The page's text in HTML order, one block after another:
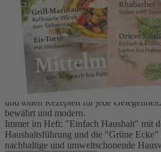
Bestellen Sie Ihr neues EINFACH
mindestens 6 Ausgaben und Sie
Rezeptbuch gratis. Wählen Sie
„Verführerische Torten“, „Pikant &
„Ofenglück“.
Worum geht es?
EINFACH HAUSGEMACHT ist das
gestaltete Magazin mit vielen
und tollen Rezepten für jede
bewährt und modern.
Immer im Heft: "Einfach Haushalt" mit
Haushaltsführung und die "Grüne
nachhaltige und umweltschonende